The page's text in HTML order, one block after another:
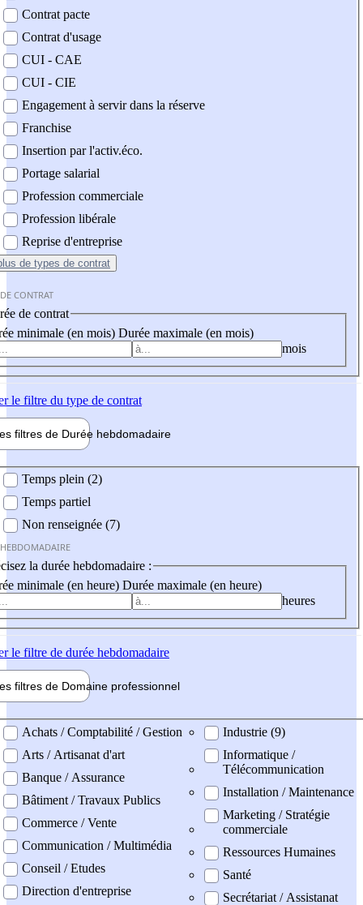
Contrat pacte
Contrat d'usage
CUI - CAE
CUI - CIE
Engagement à servir dans la réserve
Franchise
Insertion par l'activ.éco.
Portage salarial
Profession commerciale
Profession libérale
Reprise d'entreprise
de types de contrat
CONTRAT
de contrat
minimale (en mois) Durée maximale (en mois)
mois
le filtre du type de contrat
filtres de Durée hebdomadaire
Temps plein (2)
Temps partiel
Non renseignée (7)
la durée hebdomadaire :
minimale (en heure) Durée maximale (en heure)
heures
le filtre de durée hebdomadaire
filtres de Domaine professionnel
professionel
Achats / Comptabilité / Gestion
Arts / Artisanat d'art
Banque / Assurance
Bâtiment / Travaux Publics
Commerce / Vente
Communication / Multimédia
Conseil / Etudes
Direction d'entreprise
Industrie (9)
Informatique /
Télécommunication
Installation / Maintenance
Marketing / Stratégie
commerciale
Ressources Humaines
Santé
Secrétariat / Assistanat